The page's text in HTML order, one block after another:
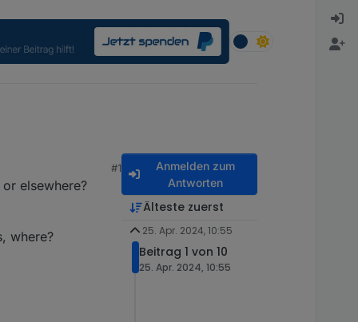
#1
elsewhere?
where?
Anmelden zum
Antworten
Älteste zuerst
25. Apr. 2024, 10:55
Beitrag 1 von 10
25. Apr. 2024, 10:55